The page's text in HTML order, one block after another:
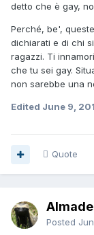
detto che è gay,
Perché, be',
dichiarati e di chi
ragazzi. Ti
che tu sei gay.
non sarebbe una
Edited June 9,
Quote
Posted